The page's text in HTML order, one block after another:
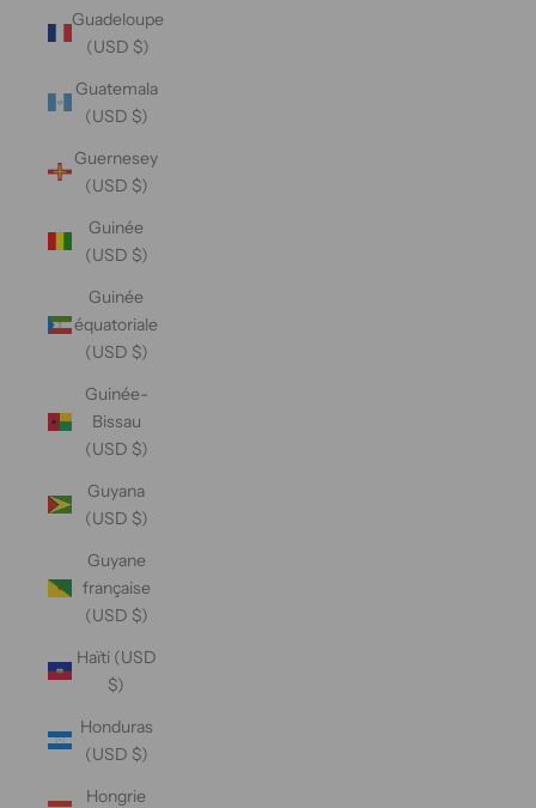
Guadeloupe
(USD $)
Guatemala
(USD $)
Guernesey
(USD $)
Guinée
(USD $)
Guinée
équatoriale
(USD $)
Guinée-
Bissau
(USD $)
Guyana
(USD $)
Guyane
française
(USD $)
Haïti (USD
$)
Honduras
(USD $)
Hongrie